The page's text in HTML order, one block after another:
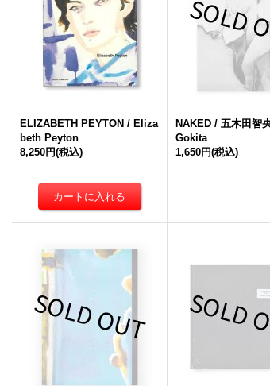
ELIZABETH PEYTON / Eliza
beth Peyton
8,250円(税込)
NAKED / 五木田智
Gokita
1,650円(税込)